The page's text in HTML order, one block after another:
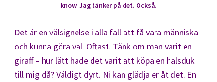
know. Jag tänker på det. Också.
Det är en välsignelse i alla fall att få vara människa
och kunna göra val. Oftast. Tänk om man varit en
giraff – hur lätt hade det varit att köpa en halsduk
till mig då? Väldigt dyrt. Ni kan glädja er åt det. En